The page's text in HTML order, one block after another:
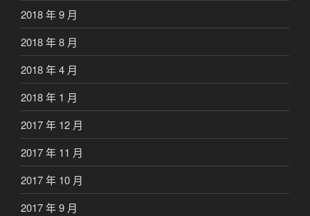
2018 年 9 月
2018 年 8 月
2018 年 4 月
2018 年 1 月
2017 年 12 月
2017 年 11 月
2017 年 10 月
2017 年 9 月